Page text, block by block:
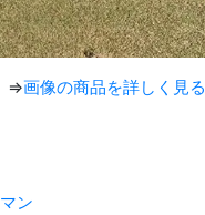
⇒画像の商品を詳しく見る
ン